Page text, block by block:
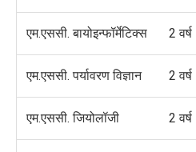
एम.एससी. बायोइन्फॉर्मेटिक्स 2 वर्ष
एम.एससी. पर्यावरण विज्ञान 2 वर्ष
एम.एससी. जियोलॉजी 2 वर्ष